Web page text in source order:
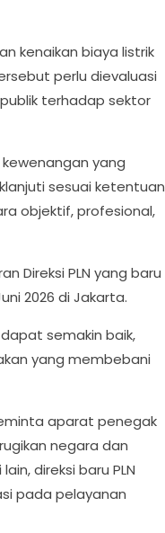
kenaikan biaya listrik
perlu dievaluasi
terhadap sektor
yang
sesuai ketentuan
objektif, profesional,
Direksi PLN yang baru
2026 di Jakarta.
semakin baik,
yang membebani
aparat penegak
negara dan
direksi baru PLN
pada pelayanan